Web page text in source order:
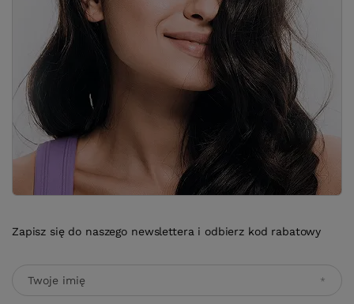
Zapisz się do naszego newslettera i odbierz kod rabatowy
Twoje imię